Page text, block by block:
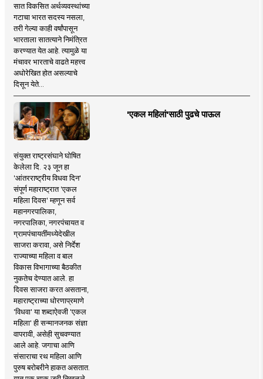
सात विकसित अर्थव्यवस्थांच्या
गटाचा भारत सदस्य नसला,
तरी गेल्या काही वर्षांपासून
भारताला सातत्याने निमंत्रित
करण्यात येत आहे. त्यामुळे या
मंचावर भारताचे वाढते महत्त्व
अधोरेखित होत असल्याचे
दिसून येते...
'एकल महिलां'साठी पुढचे पाऊल
संयुक्त राष्ट्रसंघाने घोषित
केलेला दि. २३ जून हा
'आंतरराष्ट्रीय विधवा दिन'
संपूर्ण महाराष्ट्रात 'एकल
महिला दिवस' म्हणून सर्व
महानगरपालिका,
नगरपालिका, नगरपंचायत व
ग्रामपंचायतींमध्येदेखील
साजरा करावा, असे निर्देश
राज्याच्या महिला व बाल
विकास विभागाच्या बैठकीत
नुकतेच देण्यात आले. हा
दिवस साजरा करत असताना,
महाराष्ट्राच्या धोरणाप्रमाणे
'विधवा' या शब्दाऐवजी 'एकल
महिला' ही सन्मानजनक संज्ञा
वापरावी, असेही सुचवण्यात
आले आहे. जगाचा आणि
संसाराचा रथ महिला आणि
पुरुष बरोबरीने हाकत असतात.